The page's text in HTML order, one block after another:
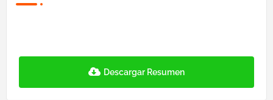
Descargar Resumen